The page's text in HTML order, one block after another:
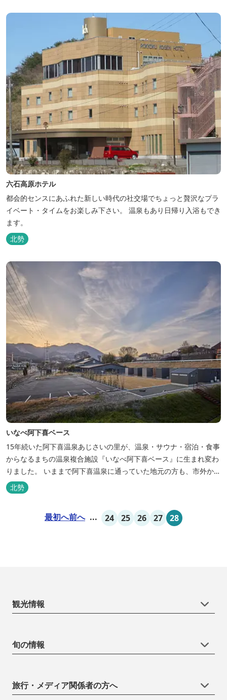
六石高原ホテル
都会的センスにあふれた新しい時代の社交場でちょっと贅沢なプラ
イベート・タイムをお楽しみ下さい。 温泉もあり日帰り入浴もでき
ます。
北勢
いなべ阿下喜ベース
15年続いた阿下喜温泉あじさいの里が、温泉・サウナ・宿泊・食事
からなるまちの温泉複合施設『いなべ阿下喜ベース』に生まれ変わ
りました。 いままで阿下喜温泉に通っていた地元の方も、市外から
いなべ市に遊びに来られる方も楽しめる施設になります。今まで人
気だった温泉はそのままに、サウナエリアやコンテナタイプの宿
泊、地元のお野菜が楽しめる飲食施設が加わります。 「いなべ阿下
喜ベース」は、『自...
北勢
最初へ前へ ... 24 25 26 27 28
観光情報
旬の情報
旅行・メディア関係者の方へ